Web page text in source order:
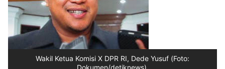
Insight
NTB
Suara
Time
Lens
IDN
Daily
Jogja
Jalan
Rakyat
Idealita
News
Kita
Notice
Radar
Baru
Seedbacklink
Follow
Kabarbaru
Wakil Ketua Komisi X DPR RI, Dede Yusuf (Foto: